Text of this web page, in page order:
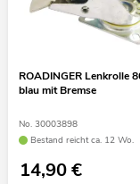
ROADINGER Lenkrolle
blau mit Bremse
No. 30003898
Bestand reicht ca. 12 Wo.
14,90€